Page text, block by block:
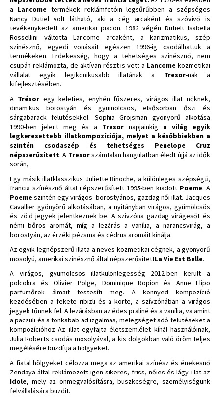
a Lancome termékek reklámfotóin legsűrűbben a szépséges
Nancy Dutiel volt látható, aki a cég arcaként és szóvivő is
tevékenykedett az amerikai piacon. 1982 végén Dutielt Isabella
Rossellini váltotta Lancome arcaként, a karizmatikus, szép
színésznő, egyedi vonásait egészen 1996-ig csodálhattuk a
termékeken. Érdekesség, hogy a tehetséges színésznő, nem
csupán reklámozta, de aktívan részt is vett a Lancome kozmetikai
vállalat egyik legikonikusabb illatának a Tresor-nak a
kifejlesztésében.
A Trésoregy keleties, enyhén fűszeres, virágos illat nőknek,
dinamikus borostyán és gyümölcsös, elsősorban őszi és
sárgabarack felütésekkel. Sophia Grojsman gyönyörű alkotása
1990-ben jelent meg és a Tresor napjainkig a világ egyik
legkeresettebb illatkompozíciója, melyet a későbbiekben a
szintén csodaszép és tehetséges Penelope Cruz
népszerűsített. A Tresorszámtalan hangulatban éledt újjá az idők
során,
Egy másik illatklasszikus Juliette Binoche, a különleges szépségű,
francia színésznő által népszerűsített 1995-ben kiadott Poeme. A
Poemeszintén egy virágos- borostyános, gazdag női illat. Jacques
Cavallier gyönyörű alkotásában, a nyitányban virágos, gyümölcsös
és zöld jegyek jelentkeznek be. A szívzóna gazdag virágesőt és
némi bőrös aromát, míg a lezárás a vanília, a narancsvirág, a
borostyán, az érzéki pézsma és cédrus aromáit kínálja.
Az egyik legnépszerű illata a neves kozmetikai cégnek, a gyönyörű
mosolyú, amerikai színésznő által népszerűsítettLa Vie Est Belle.
A virágos, gyümölcsös illatkülönlegesség 2012-ben került a
polcokra és Olivier Polge, Dominique Ropion és Anne Flipo
parfümőrök álmait testesíti meg. A könnyed kompozíció
kezdésében a fekete ribizli és a körte, a szívzónában a virágos
jegyek tűnnek fel. A lezárásban az édes praliné és a vanília, valamint
a pacsuli és a tonkabab ad izgalmas, melegséget adó felütéseket a
kompozícióhoz Az illat egyfajta életszemlélet kínál használóinak,
Julia Roberts csodás mosolyával, a kis dolgokban való öröm teljes
megélésére buzdítja a hölgyeket.
A fiatal hölgyeket célozza mega az amerikai színész és énekesnő
Zendaya által reklámozott igen sikeres, friss, nőies és lágy illat az
Idole, mely az önmegvalósításra, büszkeségre, személyiségünk
felvállalására buzdít.